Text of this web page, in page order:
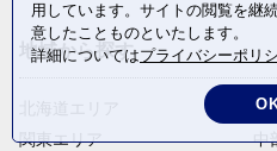
地域から探す
関東エリア
東
中
用しています。サイトの閲覧を継
意したことものといたします。
詳細についてはプライバシーポリ